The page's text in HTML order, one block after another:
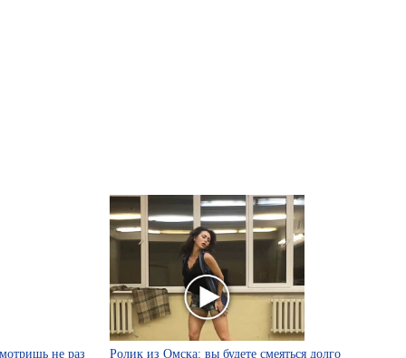
не раз Ролик из Омска: вы будете смеяться долго